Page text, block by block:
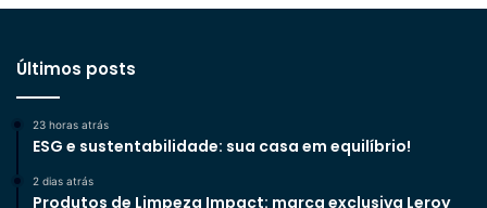
Últimos posts
23 horas atrás
ESG e sustentabilidade: sua casa em equilíbrio!
2 dias atrás
Produtos de Limpeza Impact: marca exclusiva Leroy